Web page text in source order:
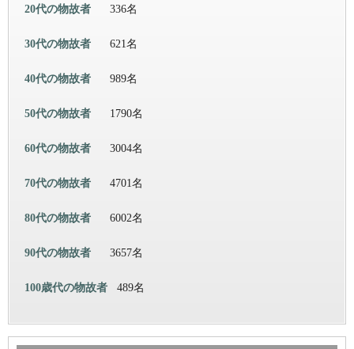
20代の物故者 336名
30代の物故者 621名
40代の物故者 989名
50代の物故者 1790名
60代の物故者 3004名
70代の物故者 4701名
80代の物故者 6002名
90代の物故者 3657名
100歳代の物故者 489名